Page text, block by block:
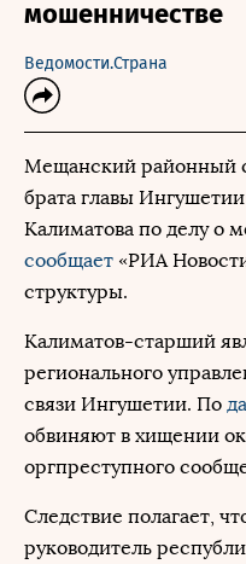
мошенничестве
Ведомости.Страна
Мещанский районный
брата главы
Калиматова по делу о
сообщает «РИА
структуры.
Калиматов-старший
регионального
связи Ингушетии. По
обвиняют в хищении
оргпреступного
Следствие полагает,
руководитель